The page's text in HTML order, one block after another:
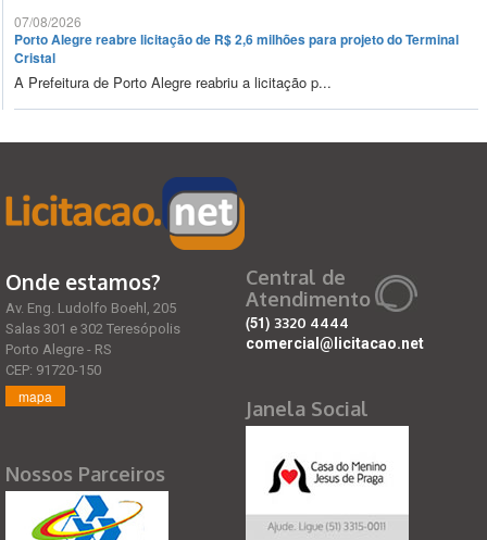
07/08/2026
Porto Alegre reabre licitação de R$ 2,6 milhões para projeto do Terminal
Cristal
A Prefeitura de Porto Alegre reabriu a licitação p...
Onde estamos?
Av. Eng. Ludolfo Boehl, 205
Salas 301 e 302 Teresópolis
Porto Alegre - RS
CEP: 91720-150
mapa
Nossos Parceiros
Central de
Atendimento
(51) 3320 4444
comercial@licitacao.net
Janela Social